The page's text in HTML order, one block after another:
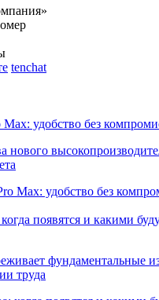
tenchat
удобство без
нового
появятся и какими
фундаментальные
труда